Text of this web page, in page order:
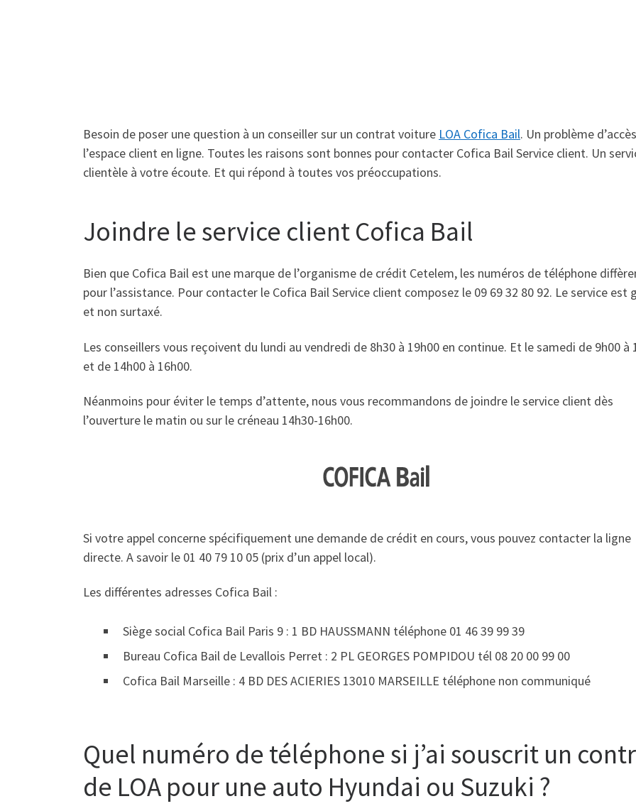
Besoin de poser une question à un conseiller sur un contrat voiture LOA Cofica Bail. Un problème
l’espace client en ligne. Toutes les raisons sont bonnes pour contacter Cofica Bail Service client. Un
clientèle à votre écoute. Et qui répond à toutes vos préoccupations.
Joindre le service client Cofica Bail
Bien que Cofica Bail est une marque de l’organisme de crédit Cetelem, les numéros de téléphone
pour l’assistance. Pour contacter le Cofica Bail Service client composez le 09 69 32 80 92. Le service est
et non surtaxé.
Les conseillers vous reçoivent du lundi au vendredi de 8h30 à 19h00 en continue. Et le samedi de 9h00 à
et de 14h00 à 16h00.
Néanmoins pour éviter le temps d’attente, nous vous recommandons de joindre le service client dès
l’ouverture le matin ou sur le créneau 14h30-16h00.
Si votre appel concerne spécifiquement une demande de crédit en cours, vous pouvez contacter la ligne
directe. A savoir le 01 40 79 10 05 (prix d’un appel local).
Les différentes adresses Cofica Bail :
Siège social Cofica Bail Paris 9 : 1 BD HAUSSMANN téléphone 01 46 39 99 39
Bureau Cofica Bail de Levallois Perret : 2 PL GEORGES POMPIDOU tél 08 20 00 99 00
Cofica Bail Marseille : 4 BD DES ACIERIES 13010 MARSEILLE téléphone non communiqué
Quel numéro de téléphone si j’ai souscrit un
de LOA pour une auto Hyundai ou Suzuki ?